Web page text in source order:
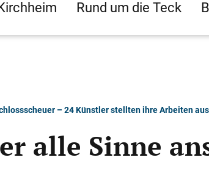
Rund um die Teck
– 24 Künstler stellten ihre Arbeiten aus
alle Sinne